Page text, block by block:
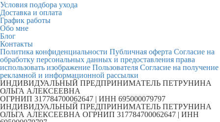
Условия подбора ухода
Доставка и оплата
График работы
Обо мне
Блог
Контакты
Политика конфиденциальности Публичная оферта Согласие на
обработку персональных данных и предоставления права
использовать изображение Пользователя Согласие на получение
рекламной и информационной рассылки
ИНДИВИДУАЛЬНЫЙ ПРЕДПРИНИМАТЕЛЬ ПЕТРУНИНА
ОЛЬГА АЛЕКСЕЕВНА
ОГРНИП 317784700062647 | ИНН 695000079797
ИНДИВИДУАЛЬНЫЙ ПРЕДПРИНИМАТЕЛЬ ПЕТРУНИНА
ОЛЬГА АЛЕКСЕЕВНА ОГРНИП 317784700062647 | ИНН